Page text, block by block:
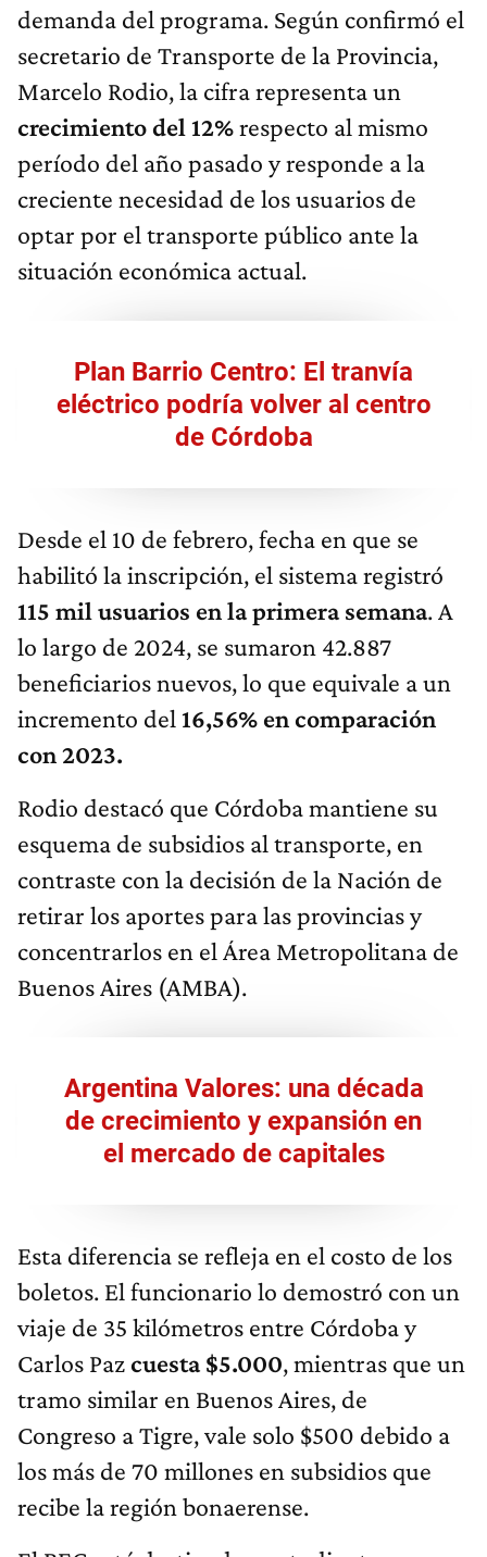
demanda del programa. Según confirmó el
secretario de Transporte de la Provincia,
Marcelo Rodio, la cifra representa un
crecimiento del 12%respecto al mismo
período del año pasado y responde a la
creciente necesidad de los usuarios de
optar por el transporte público ante la
situación económica actual.
Plan Barrio Centro: El tranvía
eléctrico podría volver al centro
de Córdoba
Desde el 10 de febrero, fecha en que se
habilitó la inscripción, el sistema registró
115 mil usuarios en la primera semana. A
lo largo de 2024, se sumaron 42.887
beneficiarios nuevos, lo que equivale a un
incremento del 16,56% en comparación
con 2023.
Rodio destacó que Córdoba mantiene su
esquema de subsidios al transporte, en
contraste con la decisión de la Nación de
retirar los aportes para las provincias y
concentrarlos en el Área Metropolitana de
Buenos Aires (AMBA).
Argentina Valores: una década
de crecimiento y expansión en
el mercado de capitales
Esta diferencia se refleja en el costo de los
boletos. El funcionario lo demostró con un
viaje de 35 kilómetros entre Córdoba y
Carlos Pazcuesta $5.000, mientras que un
tramo similar en Buenos Aires, de
Congreso a Tigre, vale solo $500 debido a
los más de 70 millones en subsidios que
recibe la región bonaerense.